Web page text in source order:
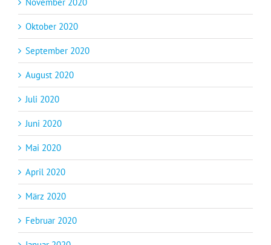
Oktober 2020
September 2020
August 2020
Juli 2020
Juni 2020
Mai 2020
April 2020
März 2020
Februar 2020